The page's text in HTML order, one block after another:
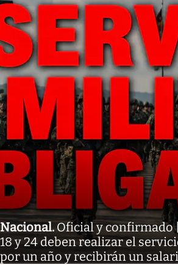
Nacional. Oficial y confirmado
18 y 24 deben realizar el
por un año y recibirán un